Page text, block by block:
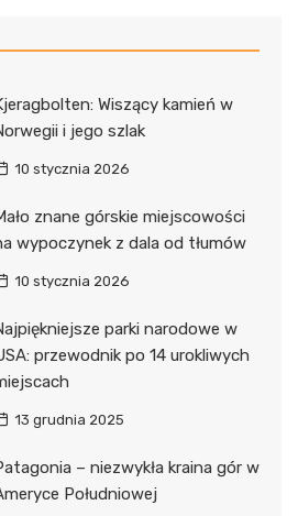
Wiszący kamień w
i jego szlak
10 stycznia 2026
znane górskie miejscowości
wypoczynek z dala od tłumów
10 stycznia 2026
parki narodowe w
przewodnik po 14 urokliwych
13 grudnia 2025
– niezwykła kraina gór w
Południowej